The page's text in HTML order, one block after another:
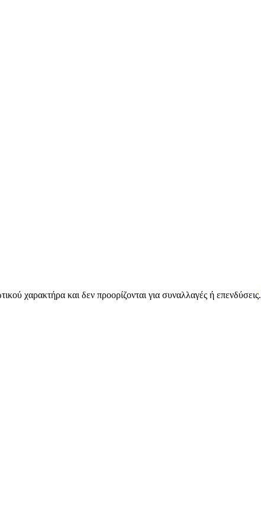
χαρακτήρα και δεν προορίζονται για συναλλαγές ή επενδύσεις.